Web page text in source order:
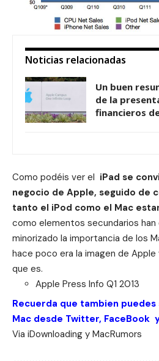
Noticias relacionadas
Un buen
de la
financieros
Como podéis ver el iPad se
negocio de Apple, seguido de
tanto el iPod como el Mac
como elementos secundarios han
minorizado la importancia de los
hace poco era la imagen de
que es.
Apple Press Info Q1 2013
Recuerda que tambien puedes
Mac desde Twitter, FaceBook
Via iDownloading y MacRumors